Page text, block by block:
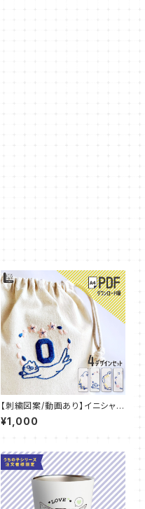
【刺繍図案/動画あり】イニシャル
デコ 刺繍 IDEable LIGHT 猫
と春の花：IDL_P02
¥1,000